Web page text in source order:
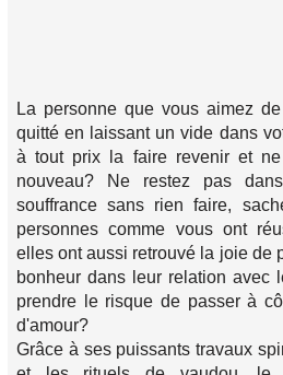
La personne que vous aimez
quitté en laissant un vide dans
à tout prix la faire revenir et
nouveau? Ne restez pas
souffrance sans rien faire,
personnes comme vous ont
elles ont aussi retrouvé la joie de
bonheur dans leur relation avec
prendre le risque de passer à
d'amour?
Grâce à ses puissants travaux